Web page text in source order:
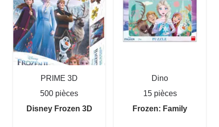
PRIME 3D
500 pièces
Disney Frozen 3D
Dino
15 pièces
Frozen: Family